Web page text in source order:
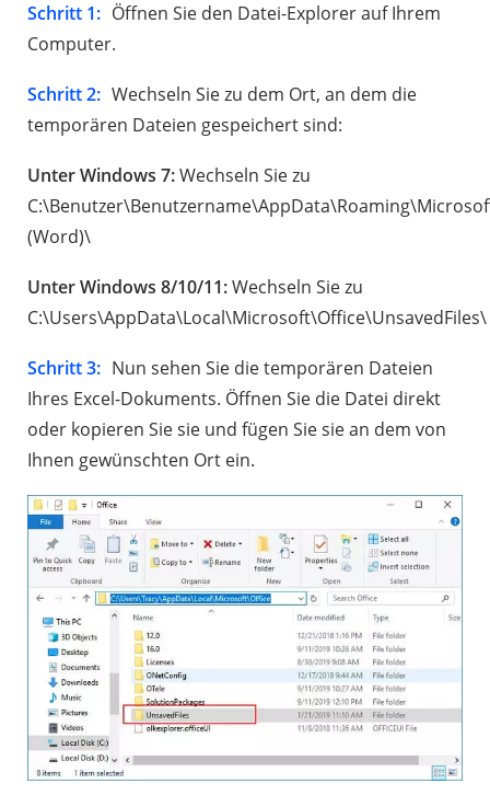
Schritt 1: Öffnen Sie den Datei-Explorer auf Ihrem
Computer.
Schritt 2: Wechseln Sie zu dem Ort, an dem die
temporären Dateien gespeichert sind:
Unter Windows 7:Wechseln Sie zu
(Word)\
Unter Windows 8/10/11:Wechseln Sie zu
C:\Users\AppData\Local\Microsoft\Office\UnsavedFiles\
Schritt 3: Nun sehen Sie die temporären Dateien
Ihres Excel-Dokuments. Öffnen Sie die Datei direkt
oder kopieren Sie sie und fügen Sie sie an dem von
Ihnen gewünschten Ort ein.